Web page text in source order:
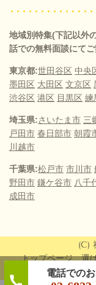
地域別特集(下記以外
話での無料面談にて
東京都:世田谷区 中央
墨田区 大田区 文京区
渋谷区 港区 目黒区 練
埼玉県:さいたま市 三
戸田市 春日部市 朝霞
川越市
千葉県:松戸市 市川市
野田市 鎌ケ谷市 八千
成田市
(C)
トップページ
選
お客さ